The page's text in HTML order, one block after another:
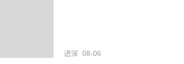
进深 08-06